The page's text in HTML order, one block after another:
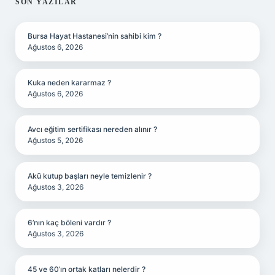
SIDEBAR
SON YAZILAR
Bursa Hayat Hastanesi’nin sahibi kim ?
Ağustos 6, 2026
Kuka neden kararmaz ?
Ağustos 6, 2026
Avcı eğitim sertifikası nereden alınır ?
Ağustos 5, 2026
Akü kutup başları neyle temizlenir ?
Ağustos 3, 2026
6’nın kaç böleni vardır ?
Ağustos 3, 2026
45 ve 60’ın ortak katları nelerdir ?